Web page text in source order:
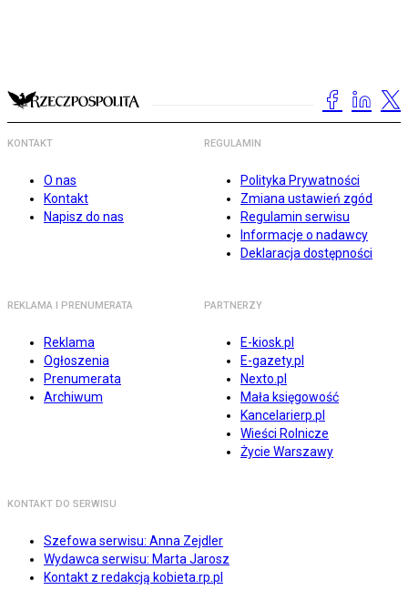
KONTAKT
O nas
Kontakt
Napisz do nas
REGULAMIN
Polityka Prywatności
Zmiana ustawień zgód
Regulamin serwisu
Informacje o nadawcy
Deklaracja dostępności
REKLAMA I PRENUMERATA
Reklama
Ogłoszenia
Prenumerata
Archiwum
PARTNERZY
E-kiosk.pl
E-gazety.pl
Nexto.pl
Mała księgowość
Kancelarierp.pl
Wieści Rolnicze
Życie Warszawy
KONTAKT DO SERWISU
Szefowa serwisu: Anna Zejdler
Wydawca serwisu: Marta Jarosz
Kontakt z redakcją kobieta.rp.pl